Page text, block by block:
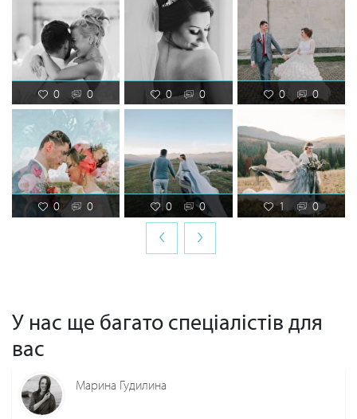
0 0 0 0 0 0
0 0 0 0 1 0
‹ ›
У нас ще багато спеціалістів для
вас
Марина Гудилина